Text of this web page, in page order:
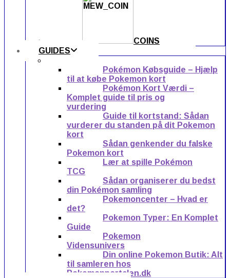
COINS
GUIDES
Pokémon Købsguide – Hjælp
til at købe Pokemon kort
Pokémon Kort Værdi –
Komplet guide til pris og
vurdering
Guide til kortstand: Sådan
vurderer du standen på dit Pokemon
kort
Sådan genkender du falske
Pokemon kort
Lær at spille Pokémon
TCG
Sådan organiserer du bedst
din Pokémon samling
Pokemoncenter – Hvad er
det?
Pokemon Typer: En Komplet
Guide
Pokemon
Vidensunivers
Din online Pokemon Butik: Alt
til samleren hos
Pokemonportalen.dk